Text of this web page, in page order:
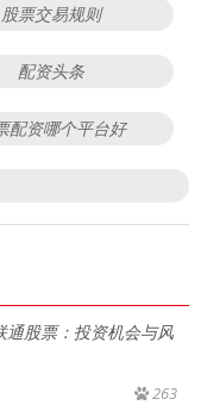
股票交易规则
配资头条
配资哪个平台好
通股票：投资机会与风
263